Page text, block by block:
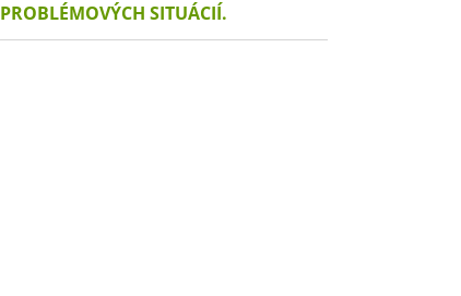
PROBLÉMOVÝCH SITUÁCIÍ.